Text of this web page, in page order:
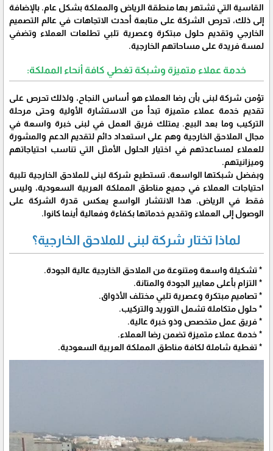
القاسية التي تشتهر بها منطقة الرياض والمملكة بشكل عام. بالإضافة
إلى ذلك، تحرص الشركة على متابعة أحدث الاتجاهات في عالم التصميم
الخارجي وتقديم حلول مبتكرة وعصرية تلبي تطلعات العملاء وتضفي
لمسة فريدة على مساحاتهم الخارجية.
خدمة عملاء متميزة وشبكة تغطي كافة أنحاء المملكة:
تؤمن شركة لبنى بأن رضا العملاء هو أساس النجاح، ولذلك تحرص على
تقديم خدمة عملاء متميزة تبدأ من الاستشارة الأولية وحتى مرحلة
التركيب وما بعد البيع. يمتلك فريق العمل في لبنى خبرة واسعة في
مجال الملاحق الخارجية وهم على استعداد دائم لتقديم الدعم والمشورة
للعملاء لمساعدتهم في اختيار الحلول الأمثل التي تناسب احتياجاتهم
وميزانيتهم.
وبفضل شبكتها الواسعة، تستطيع شركة لبنى للملاحق الخارجية تلبية
احتياجات العملاء في جميع مناطق المملكة العربية السعودية، وليس
فقط في الرياض. هذا الانتشار الواسع يعكس قدرة الشركة على
الوصول إلى العملاء وتقديم خدماتها بكفاءة وفعالية أينما كانوا.
لماذا تختار شركة لبنى للملاحق الخارجية؟
* تشكيلة واسعة ومتنوعة من الملاحق الخارجية عالية الجودة.
* التزام بأعلى معايير الجودة والمتانة.
* تصاميم مبتكرة وعصرية تلبي مختلف الأذواق.
* حلول متكاملة تشمل التوريد والتركيب.
* فريق عمل متخصص وذو خبرة عالية.
* خدمة عملاء متميزة تضمن رضا العملاء.
* تغطية شاملة لكافة مناطق المملكة العربية السعودية.